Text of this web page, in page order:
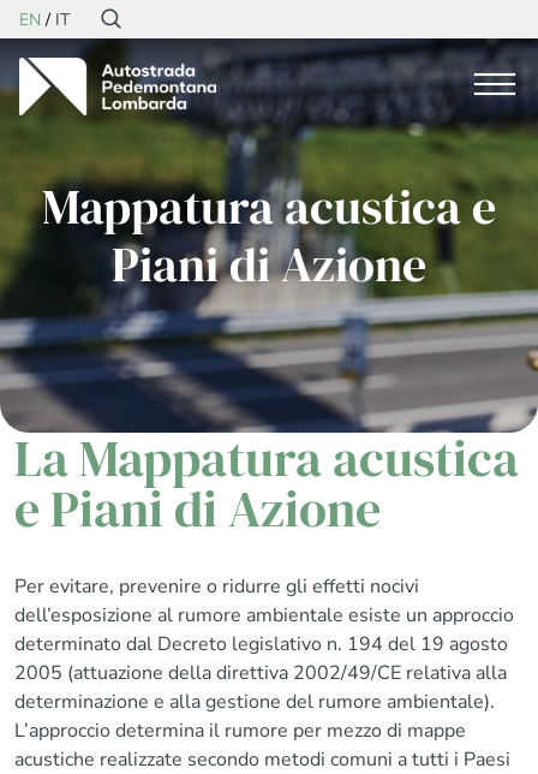
EN IT
Mappatura acustica e
Piani di Azione
La Mappatura acustica
e Piani di Azione
Per evitare, prevenire o ridurre gli effetti nocivi
dell’esposizione al rumore ambientale esiste un approccio
determinato dal Decreto legislativo n. 194 del 19 agosto
2005 (attuazione della direttiva 2002/49/CE relativa alla
determinazione e alla gestione del rumore ambientale).
L’approccio determina il rumore per mezzo di mappe
acustiche realizzate secondo metodi comuni a tutti i Paesi